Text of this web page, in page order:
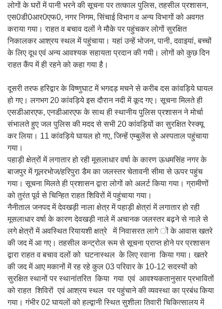
लोगों के घरों में पानी भरने की सूचना पर तत्काल पुलिस, तहसील प्रशासन,
एस0डी0आर0एफ0, नगर निगम, सिंचाई विभाग व अन्य विभागों को अवगत
कराया गया। राहत व बचाव दलों ने मौके पर पहुंचकर लोगों सुरक्षित
निकालकर आश्रय स्थल में पहुंचाया। यहां उन्हें भोजन, पानी, दवाइयां, बच्चों
के लिए दूध एवं अन्य आवश्यक सहायता प्रदान की गयी। लोगों को कुछ दिन
राहत कैंप में ही रहने को कहा गया है।
दूसरी तरफ हरिद्वार के विष्णुघाट में भगदड़ मचने से करीब दस कांवड़िये घायल
हो गए। लगभग 20 कांवड़िये इस दौरान नदी में कूद गए। सूचना मिलते ही
एसडीआरएफ, एनडीआरएफ के साथ ही स्थानीय पुलिस प्रशासन ने मोर्चा
संभालते हुए जल पुलिस की मदद से सभी 20 कांवड़ियों का सुरक्षित रेस्क्यू
कर लिया। 11 कांवड़िये घायल हो गए, जिन्हें एम्बुलेंस से अस्पताल पहुंचाया
गया।
पहाड़ी क्षेत्रों में लगातार हो रही मूसलाधार वर्षा के कारण ऊधमसिंह नगर के
बाजपुर में गूलरभोज/हरिपुरा डैम का जलस्तर चेतावनी सीमा से ऊपर पहुंच
गया। सूचना मिलते ही प्रशासन द्वारा लोगों को अलर्ट किया गया। ग्रामीणों
को तुरंत पूर्व से चिन्हित राहत शिविरों में पहुंचाया गया।
नैनीताल जनपद में देवखड़ी नाला क्षेत्र में पहाड़ी क्षेत्रां में लगातार हो रही
मूसलाधार वर्षा के कारण देवखड़ी नाले में अचानक जलस्तर बढ़ने से नाले से
लगे क्षेत्रों में अवस्थित रियायशी क्षत्रे में निवासरत लागे ों के आवास खतरे
की जद में आ गए। तहसील कन्ट्रोल रूम से सूचना प्राप्त होने पर प्रशासन
द्वारा राहत व बचाव दलों को घटनास्थल के लिए रवाना किया गया। खतरे
की जद में आए मकानों में रह रहे कुल 03 परिवार के 10-12 सदस्यों को
सुरक्षित स्थानों पर स्थानांतरित किया गया एवं आवश्यकतानुसार प्रभावितों
को राहत शिविरों एवं आश्रय स्थल पर पहुंचाने की व्यवस्था का प्रबंध किया
गया। गंभीर 02 घायलों को हल्द्वानी स्थित सुशीला तिवारी चिकित्सालय में